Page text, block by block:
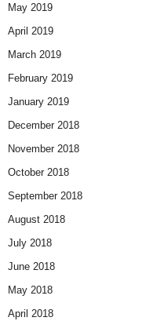
May 2019
April 2019
March 2019
February 2019
January 2019
December 2018
November 2018
October 2018
September 2018
August 2018
July 2018
June 2018
May 2018
April 2018